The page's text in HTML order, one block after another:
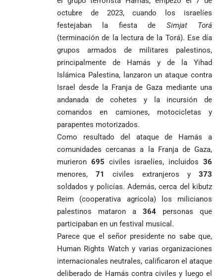
octubre de 2023, cuando los israelíes
festejaban la fiesta de Simjat Torá
(terminación de la lectura de la Torá). Ese día
grupos armados de militares palestinos,
principalmente de Hamás y de la Yihad
Islámica Palestina, lanzaron un ataque contra
Israel desde la Franja de Gaza mediante una
andanada de cohetes y la incursión de
comandos en camiones, motocicletas y
parapentes motorizados.
Como resultado del ataque de Hamás a
comunidades cercanas a la Franja de Gaza,
murieron 695 civiles israelíes, incluidos36
menores,71civiles extranjeros y373
soldados y policías. Además, cerca del kibutz
Reim (cooperativa agrícola) los milicianos
palestinos mataron a 364 personas que
participaban en un festival musical.
Parece que el señor presidente no sabe que,
Human Rights Watch y varias organizaciones
internacionales neutrales, calificaron el ataque
deliberado de Hamás contra civiles y luego el